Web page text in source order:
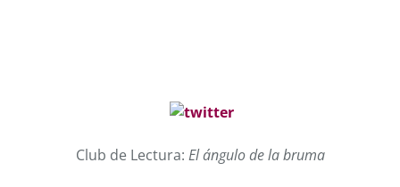
Club de Lectura: El ángulo de la bruma